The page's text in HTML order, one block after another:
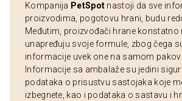
Kompanija PetSpot nastoji da sve
proizvodima, pogotovu hrani, budu
Međutim, proizvođači hrane konstatno
unapređuju svoje formule, zbog čega
informacije uvek one na samom
Informacije sa ambalaže su jedini
podataka o prisustvu sastojaka koje
izbegnete, kao i podataka o sastavu i